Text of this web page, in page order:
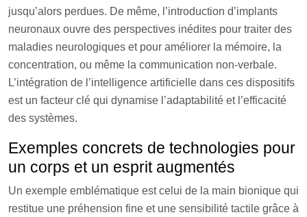
jusqu’alors perdues. De même, l’introduction d’implants
neuronaux ouvre des perspectives inédites pour traiter des
maladies neurologiques et pour améliorer la mémoire, la
concentration, ou même la communication non-verbale.
L’intégration de l’intelligence artificielle dans ces dispositifs
est un facteur clé qui dynamise l’adaptabilité et l’efficacité
des systèmes.
Exemples concrets de technologies pour
un corps et un esprit augmentés
Un exemple emblématique est celui de la main bionique qui
restitue une préhension fine et une sensibilité tactile grâce à